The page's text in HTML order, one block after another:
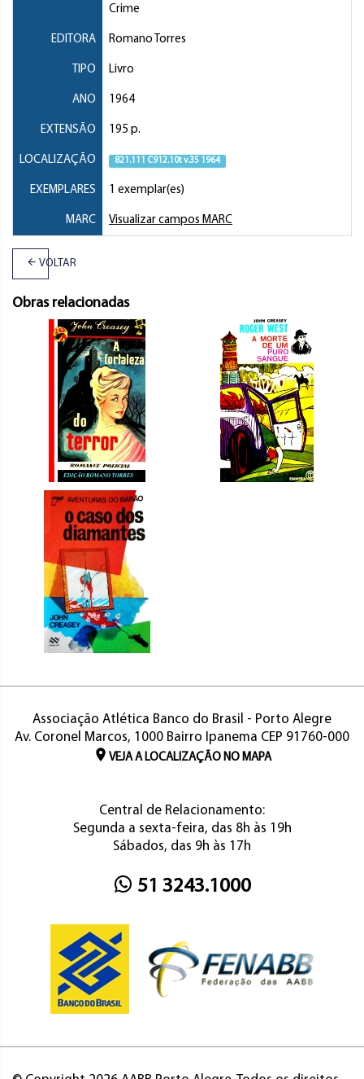
Crime
EDITORA Romano Torres
TIPO Livro
ANO 1964
EXTENSÃO 195 p.
LOCALIZAÇÃO 821.111 C912.10t v.35 1964
EXEMPLARES 1 exemplar(es)
MARC Visualizar campos MARC
VOLTAR
Obras relacionadas
Associação Atlética Banco do Brasil - Porto Alegre
Av. Coronel Marcos, 1000 Bairro Ipanema CEP 91760-000
VEJA A LOCALIZAÇÃO NO MAPA
Central de Relacionamento:
Segunda a sexta-feira, das 8h às 19h
Sábados, das 9h às 17h
51 3243.1000